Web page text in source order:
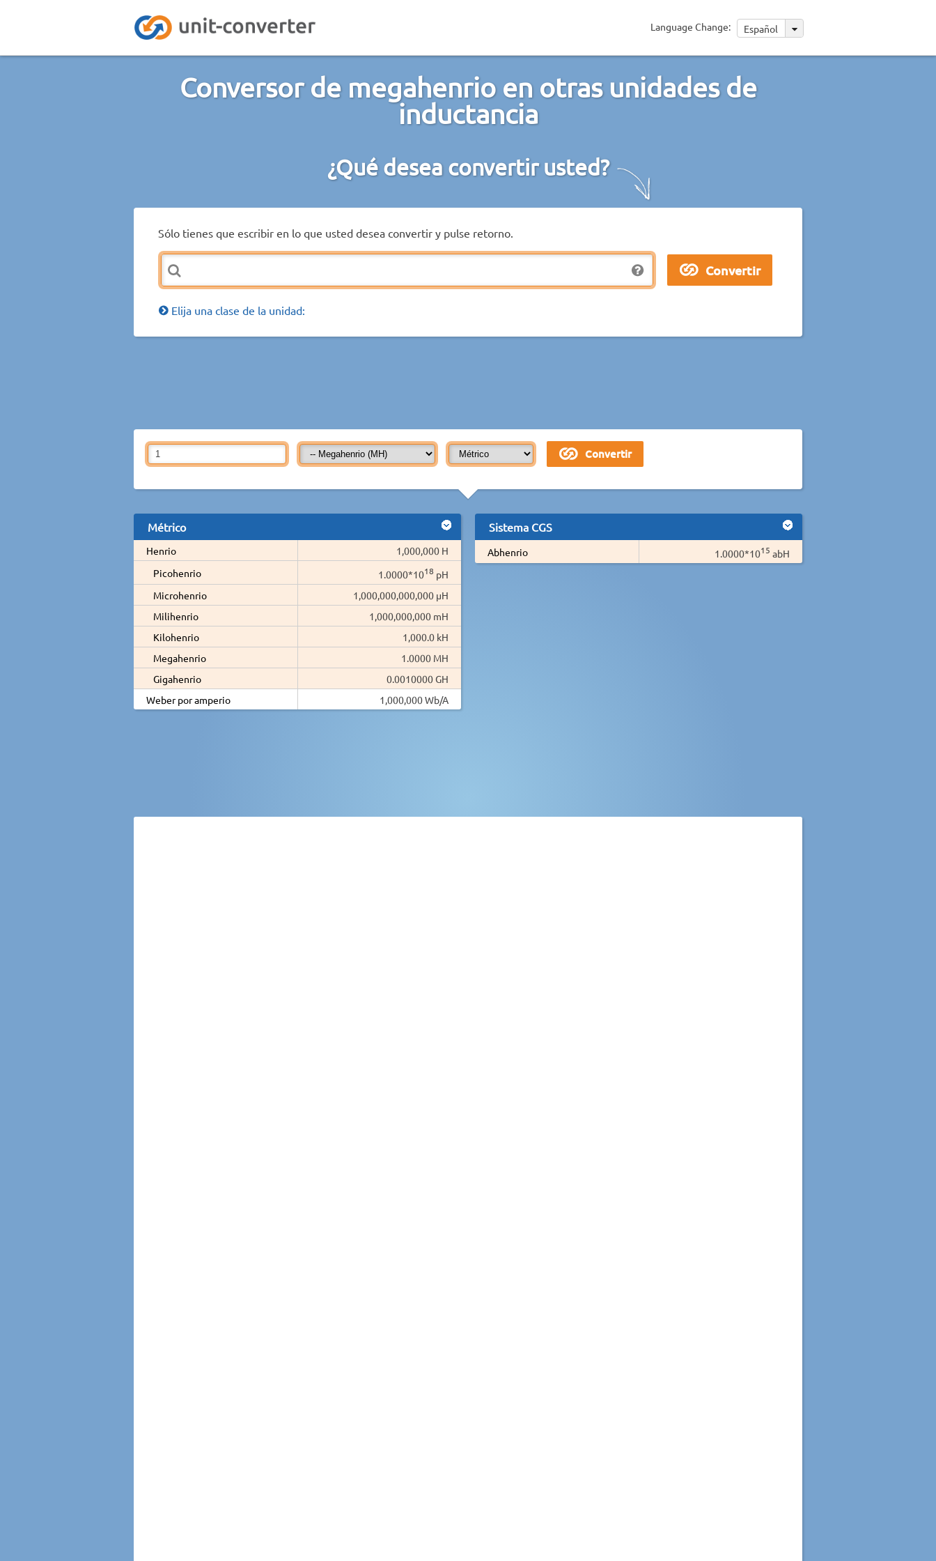
Language Change: Español
Conversor de megahenrio en otras unidades de
inductancia
¿Qué desea convertir usted?
Sólo tienes que escribir en lo que usted desea convertir y pulse retorno.
Elija una clase de la unidad:
Métrico
Henrio
1,000,000 H
Picohenrio
1.0000*1018 pH
Microhenrio
1,000,000,000,000 µH
Milihenrio
1,000,000,000 mH
Kilohenrio
1,000.0 kH
Megahenrio
1.0000 MH
Gigahenrio
0.0010000 GH
Weber por amperio
1,000,000 Wb/A
Sistema CGS
Abhenrio 1.0000*1015 abH